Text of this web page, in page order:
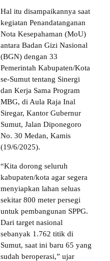
Hal itu disampaikannya saat
kegiatan Penandatanganan
Nota Kesepahaman (MoU)
antara Badan Gizi Nasional
(BGN) dengan 33
Pemerintah Kabupaten/Kota
se-Sumut tentang Sinergi
dan Kerja Sama Program
MBG, di Aula Raja Inal
Siregar, Kantor Gubernur
Sumut, Jalan Diponegoro
No. 30 Medan, Kamis
(19/6/2025).
“Kita dorong seluruh
kabupaten/kota agar segera
menyiapkan lahan seluas
sekitar 800 meter persegi
untuk pembangunan SPPG.
Dari target nasional
sebanyak 1.762 titik di
Sumut, saat ini baru 65 yang
sudah beroperasi,” ujar